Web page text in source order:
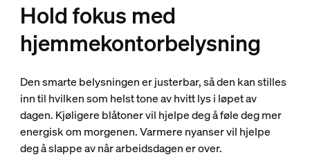
Hold fokus med
hjemmekontorbelysning
Den smarte belysningen er justerbar, så den kan stilles
inn til hvilken som helst tone av hvitt lys i løpet av
dagen. Kjøligere blåtoner vil hjelpe deg å føle deg mer
energisk om morgenen. Varmere nyanser vil hjelpe
deg å slappe av når arbeidsdagen er over.